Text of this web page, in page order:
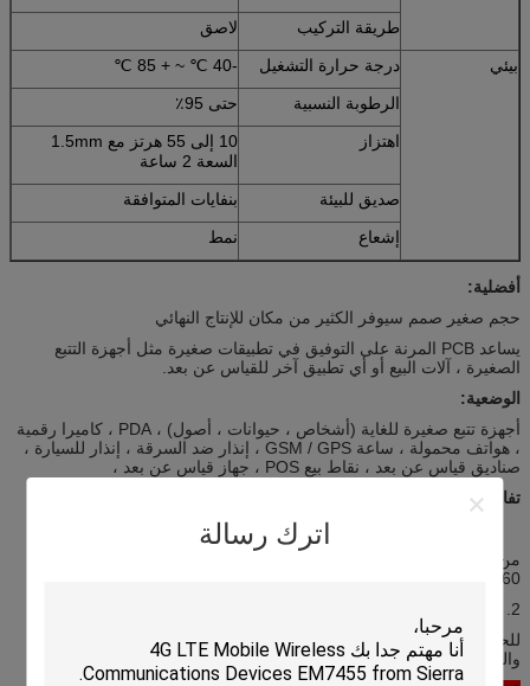
اترك رسالة
طريقة التركيب
لاصق
بيئي
درجة حرارة التشغيل
-40 ℃ ~ + 85 ℃
الرطوبة النسبية
حتى 95٪
اهتزاز
10 إلى 55 هرتز مع 1.5mm
السعة 2 ساعة
صديق للبيئة
بنفايات المتوافقة
إشعاع
نمط
أفضلية:
حجم صغير صمم سيوفر الكثير من مكان للإنتاج النهائي
يساعد PCB المرنة على التوفيق في تطبيقات صغيرة مثل أجهزة التتبع
الصغيرة ، آلات البيع أو أي تطبيق آخر للقياس عن بعد.
الوضعية:
أجهزة تتبع صغيرة للغاية (أشخاص ، حيوانات ، أصول) ، PDA ، كاميرا رقمية
، هواتف محمولة ، ساعة GSM / GPS ، إنذار ضد السرقة ، إنذار للسيارة ،
صناديق قياس عن بعد ، نقاط بيع POS ، جهاز قياس عن بعد ،
تفاصيل أخرى:
من أوروبا وأمريكا الشمالية وأمريكا الجنوبية وآسيا وأفريقيا .... أكثر من
60 بلدا ..
2. سياسة العينات
للحصول على عينات كمية صغيرة ، ونحن نقدم دون رسوم ، ولكن الشحن
والضرائب المدفوعة من قبل المشتري.